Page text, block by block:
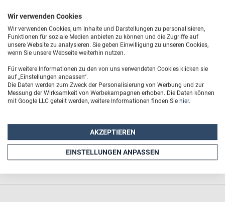
Inkl. Nachhaltiger Geschenk-Verpackung
Material: Metall verchromt
Farbe: Silber
Abmaße Anhänger ohne Schlüsselring: 4 cm x 2,7 cm / 2,7
cm x 4 cm
Druckfläche: 23 mm x 35,5 mm
Sichtbare Druckfläche: 21 mm x 33,5 mm
Wir verwenden Cookies
Wir verwenden Cookies, um Inhalte und Darstellungen zu personalisieren,
Funktionen für soziale Medien anbieten zu können und die Zugriffe auf
unsere Website zu analysieren. Sie geben Einwilligung zu unseren Cookies,
wenn Sie unsere Webseite weiterhin nutzen.
Für weitere Informationen zu den von uns verwendeten Cookies klicken sie
auf „Einstellungen anpassen“.
Die Daten werden zum Zweck der Personalisierung von Werbung und zur
Messung der Wirksamkeit von Werbekampagnen erhoben. Die Daten können
mit Google LLC geteilt werden, weitere Informationen finden Sie hier.
AKZEPTIEREN
EINSTELLUNGEN ANPASSEN